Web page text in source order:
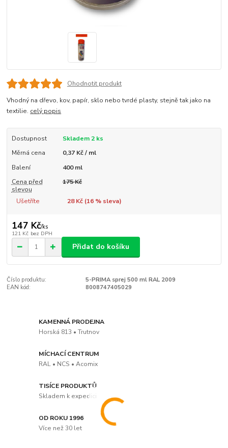
Ohodnotit produkt
Vhodný na dřevo, kov, papír, sklo nebo tvrdé plasty, stejně tak jako na
textilie. celý popis
Dostupnost
Skladem 2 ks
Měrná cena
0,37 Kč / ml
Balení
400 ml
Cena před
slevou
175 Kč
Ušetříte 28 Kč (16% sleva)
147 Kč/ks
121 Kč bez DPH
Přidat do košíku
Číslo produktu:
5-PRIMA sprej 500 ml RAL 2009
EAN kód:
8008747405029
KAMENNÁ PRODEJNA
Horská 813 • Trutnov
MÍCHACÍ CENTRUM
RAL • NCS • Acomix
TISÍCE PRODUKTŮ
Skladem k expedici
OD ROKU 1996
Více než 30 let